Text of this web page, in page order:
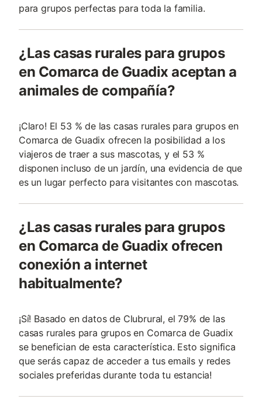
para grupos perfectas para toda la familia.
¿Las casas rurales para grupos
en Comarca de Guadix aceptan a
animales de compañía?
¡Claro! El 53 % de las casas rurales para grupos en
Comarca de Guadix ofrecen la posibilidad a los
viajeros de traer a sus mascotas, y el 53 %
disponen incluso de un jardín, una evidencia de que
es un lugar perfecto para visitantes con mascotas.
¿Las casas rurales para grupos
en Comarca de Guadix ofrecen
conexión a internet
habitualmente?
¡Sí! Basado en datos de Clubrural, el 79% de las
casas rurales para grupos en Comarca de Guadix
se benefician de esta característica. Esto significa
que serás capaz de acceder a tus emails y redes
sociales preferidas durante toda tu estancia!